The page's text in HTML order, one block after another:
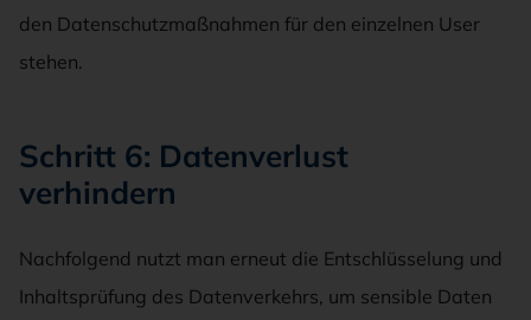
den Datenschutzmaßnahmen für den einzelnen User
stehen.
Schritt 6: Datenverlust
verhindern
Nachfolgend nutzt man erneut die Entschlüsselung und
Inhaltsprüfung des Datenverkehrs, um sensible Daten